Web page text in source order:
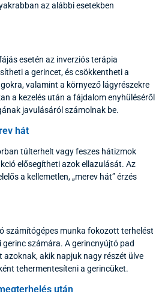
az alábbi esetekben
esetén az inverziós terápia
a gerincet, és csökkentheti a
valamint a környező lágyrészekre
a kezelés után a fájdalom enyhüléséről
javulásáról számolnak be.
hát
túlterhelt vagy feszes hátizmok
elősegítheti azok ellazulását. Az
a kellemetlen, „merev hát” érzés
számítógépes munka fokozott terhelést
gerinc számára. A gerincnyújtó pad
azoknak, akik napjuk nagy részét ülve
tehermentesíteni a gerincüket.
után